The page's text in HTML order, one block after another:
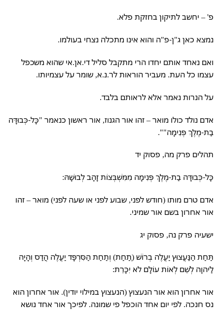
פ' – יחשב לתיקון בחזקת פלא.
נמצא כאן ג"ן-פ"ה והוא אינו מתכלה נצחי בעולמו.
ואם נאחד אותם יחדו הרי מתקבל סליל די.אן.אי שהוא משכפל
עצמו כל העת. מעביר הוראות לר.נ.א, שומר על עצמיותו.
על הנרות נאמר אלא לראותם בלבד.
אדם נולד כולו מואר – זהו אור הגנוז, אור ראשון כנאמר "כָּל-כְּבוּדָּה
בַת-מֶלֶךְ פְּנִימָה"".
תהלים פרק מה, פסוק יד
כָּל-כְּבוּדָּה בַת-מֶלֶךְ פְּנִימָה מִמִּשְׁבְּצוֹת זָהָב לְבוּשָׁהּ:
אדם טרם מותו (חודש לפני, שבוע לפני או שעה לפני) מואר – זהו
אור אחרון בשם אור שמיני.
ישעיה פרק נה, פסוק יג
תַּחַת הַנַּעֲצוּץ יַעֲלֶה בְרוֹשׁ (ְתַחַת) וְתַחַת הַסִּרְפָּד יַעֲלֶה הֲדַס וְהָיָה
לַיהוָה לְשֵׁם לְאוֹת עוֹלָם לא יִכָּרֵת:
אור אחרון הוא אור הנעצוץ (הנעצוץ במילוי יודין). אור אחרון הוא
נס חנכה. לפי יום אחד הוכפל פי שמונה. לפיכך אור אחד נושא